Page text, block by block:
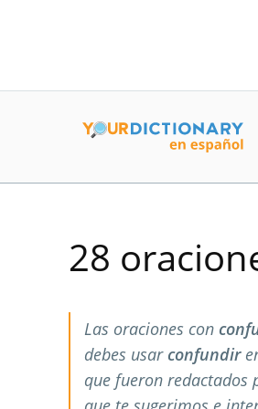
28
Las oraciones con
debes usar confundir
que fueron redactados